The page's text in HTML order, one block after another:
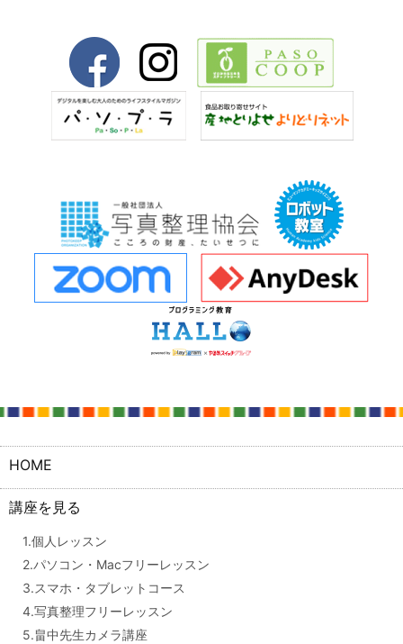
HOME
講座を見る
1.個人レッスン
2.パソコン・Macフリーレッスン
3.スマホ・タブレットコース
4.写真整理フリーレッスン
5.畠中先生カメラ講座